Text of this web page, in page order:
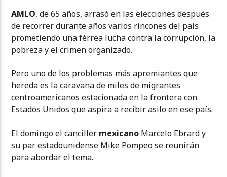
AMLO, de 65 años, arrasó en las elecciones después
de recorrer durante años varios rincones del país
prometiendo una férrea lucha contra la corrupción, la
pobreza y el crimen organizado.
Pero uno de los problemas más apremiantes que
hereda es la caravana de miles de migrantes
centroamericanos estacionada en la frontera con
Estados Unidos que aspira a recibir asilo en ese país.
El domingo el canciller mexicano Marcelo Ebrard y
su par estadounidense Mike Pompeo se reunirán
para abordar el tema.